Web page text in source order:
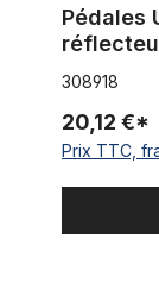
Pédales
308918
20,12 €*
Prix TTC,